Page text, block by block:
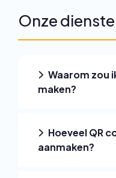
Onze
Waarom zou
maken?
Hoeveel QR
aanmaken?